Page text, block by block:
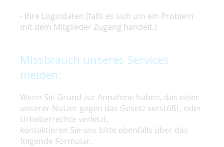
- Ihre Logindaten (falls es sich um ein Problem
mit dem Mitglieder Zugang handelt.)
Missbrauch unseres Services
melden:
Wenn Sie Grund zur Annahme haben, das einer
unserer Nutzer gegen das Gesetz verstößt, oder
Urheberrechte verletzt,
kontaktieren Sie uns bitte ebenfalls über das
folgende Formular.